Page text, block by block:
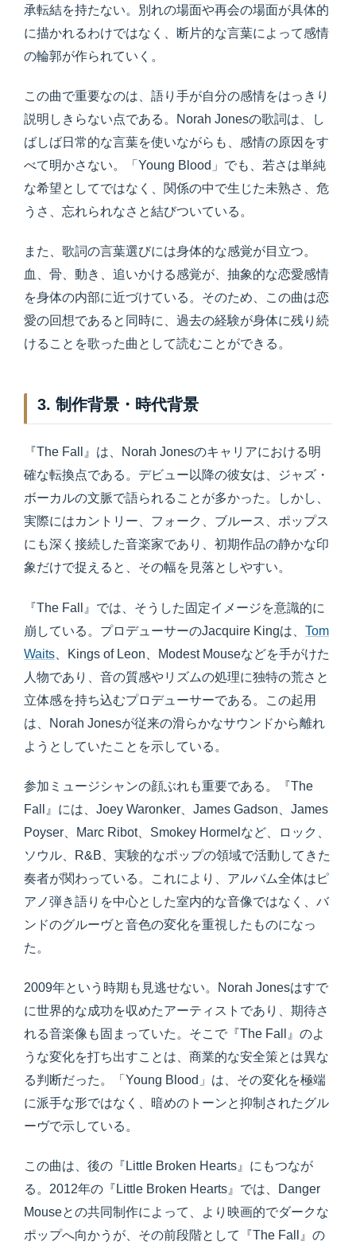
承転結を持たない。別れの場面や再会の場面が具体的
に描かれるわけではなく、断片的な言葉によって感情
の輪郭が作られていく。
この曲で重要なのは、語り手が自分の感情をはっきり
説明しきらない点である。Norah Jonesの歌詞は、し
ばしば日常的な言葉を使いながらも、感情の原因をす
べて明かさない。「Young Blood」でも、若さは単純
な希望としてではなく、関係の中で生じた未熟さ、危
うさ、忘れられなさと結びついている。
また、歌詞の言葉選びには身体的な感覚が目立つ。
血、骨、動き、追いかける感覚が、抽象的な恋愛感情
を身体の内部に近づけている。そのため、この曲は恋
愛の回想であると同時に、過去の経験が身体に残り続
けることを歌った曲として読むことができる。
3. 制作背景・時代背景
『The Fall』は、Norah Jonesのキャリアにおける明
確な転換点である。デビュー以降の彼女は、ジャズ・
ボーカルの文脈で語られることが多かった。しかし、
実際にはカントリー、フォーク、ブルース、ポップス
にも深く接続した音楽家であり、初期作品の静かな印
象だけで捉えると、その幅を見落としやすい。
『The Fall』では、そうした固定イメージを意識的に
崩している。プロデューサーのJacquire Kingは、 Tom
Waits 、Kings of Leon、Modest Mouseなどを手がけた
人物であり、音の質感やリズムの処理に独特の荒さと
立体感を持ち込むプロデューサーである。この起用
は、Norah Jonesが従来の滑らかなサウンドから離れ
ようとしていたことを示している。
参加ミュージシャンの顔ぶれも重要である。『The
Fall』には、Joey Waronker、James Gadson、James
Poyser、Marc Ribot、Smokey Hormelなど、ロック、
ソウル、R&B、実験的なポップの領域で活動してきた
奏者が関わっている。これにより、アルバム全体はピ
アノ弾き語りを中心とした室内的な音像ではなく、バ
ンドのグルーヴと音色の変化を重視したものになっ
た。
2009年という時期も見逃せない。Norah Jonesはすで
に世界的な成功を収めたアーティストであり、期待さ
れる音楽像も固まっていた。そこで『The Fall』のよ
うな変化を打ち出すことは、商業的な安全策とは異な
る判断だった。「Young Blood」は、その変化を極端
に派手な形ではなく、暗めのトーンと抑制されたグル
ーヴで示している。
この曲は、後の『Little Broken Hearts』にもつなが
る。2012年の『Little Broken Hearts』では、Danger
Mouseとの共同制作によって、より映画的でダークな
ポップへ向かうが、その前段階として『The Fall』の